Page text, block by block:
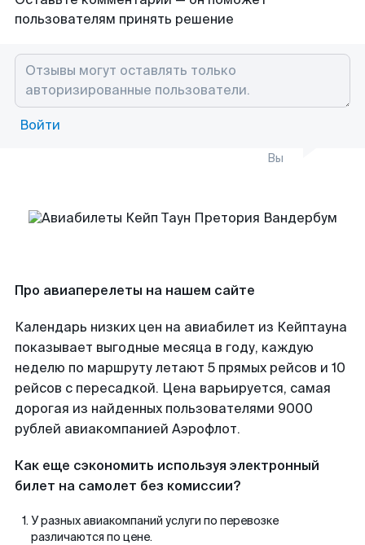
пользователям принять решение
Войти
Вы
Про авиаперелеты на нашем сайте
Календарь низких цен на авиабилет из Кейптауна
показывает выгодные месяца в году, каждую
неделю по маршруту летают 5 прямых рейсов и 10
рейсов с пересадкой. Цена варьируется, самая
дорогая из найденных пользователями 9000
рублей авиакомпанией Аэрофлот.
Как еще сэкономить используя электронный
билет на самолет без комиссии?
У разных авиакомпаний услуги по перевозке
различаются по цене.